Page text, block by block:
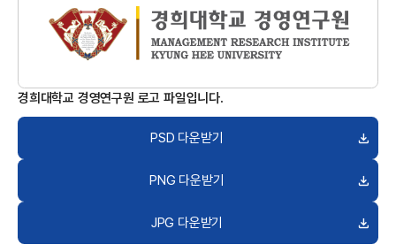
경희대학교 경영연구원 로고 파일입니다.
PSD 다운받기
PNG 다운받기
JPG 다운받기